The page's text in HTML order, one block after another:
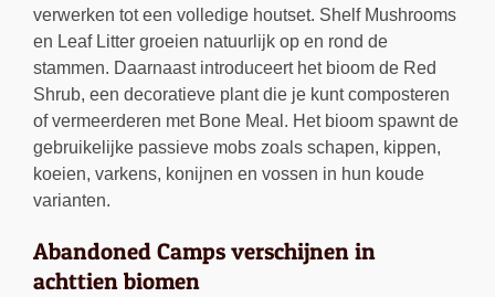
verwerken tot een volledige houtset. Shelf Mushrooms
en Leaf Litter groeien natuurlijk op en rond de
stammen. Daarnaast introduceert het bioom de Red
Shrub, een decoratieve plant die je kunt composteren
of vermeerderen met Bone Meal. Het bioom spawnt de
gebruikelijke passieve mobs zoals schapen, kippen,
koeien, varkens, konijnen en vossen in hun koude
varianten.
Abandoned Camps verschijnen in
achttien biomen